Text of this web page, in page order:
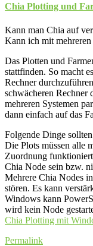
Chia Plotting und
Kann man Chia auf
Kann ich mit mehreren
Das Plotten und
stattfinden. So macht
Rechner
schwächeren Rechner
mehreren Systemen
dann einfach auf das
Folgende Dinge
Die Plots müssen alle
Zuordnung
Chia Node sein bzw.
Mehrere Chia Nodes
stören. Es kann
Windows kann
wird kein Node
Chia Plotting mit
Permalink